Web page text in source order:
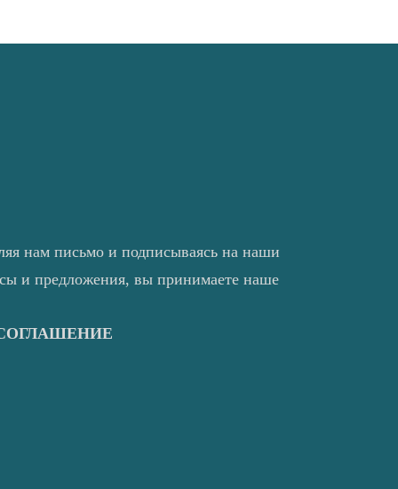
нам письмо и подписываясь на наши
и предложения, вы принимаете наше